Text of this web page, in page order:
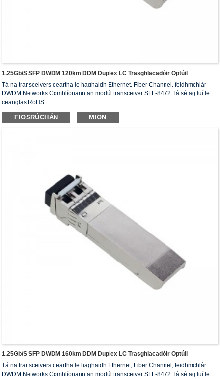
1.25Gb/s SFP DWDM 120km DDM Duplex LC Trasghlacadóir Optúil
Tá na transceivers deartha le haghaidh Ethernet, Fiber Channel, feidhmchlár
DWDM Networks.Comhlíonann an modúl transceiver SFF-8472.Tá sé ag luí le
ceanglas RoHS.
FIOSRÚCHÁN MION
1.25Gb/s SFP DWDM 160km DDM Duplex LC Trasghlacadóir Optúil
Tá na transceivers deartha le haghaidh Ethernet, Fiber Channel, feidhmchlár
DWDM Networks.Comhlíonann an modúl transceiver SFF-8472.Tá sé ag luí le